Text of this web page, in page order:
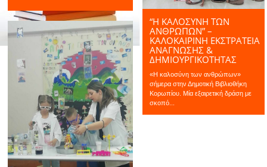
“Η ΚΑΛΟΣΥΝΗ ΤΩΝ
ΑΝΘΡΩΠΩΝ” –
ΚΑΛΟΚΑΙΡΙΝΉ ΕΚΣΤΡΑΤΕΊΑ
ΑΝΆΓΝΩΣΗΣ &
ΔΗΜΙΟΥΡΓΙΚΌΤΗΤΑΣ
«Η καλοσύνη των ανθρώπων»
σήμερα στην Δημοτική Βιβλιοθήκη
Κορωπίου. Μία εξαιρετική δράση με
σκοπό...